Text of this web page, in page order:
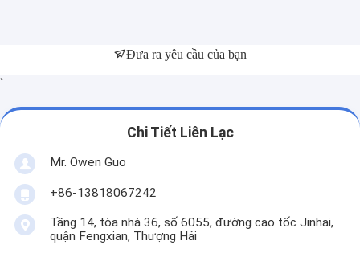
Đưa ra yêu cầu của bạn
`
Chi Tiết Liên Lạc
Mr. Owen Guo
+86-13818067242
Tầng 14, tòa nhà 36, số 6055, đường cao tốc Jinhai,
quận Fengxian, Thượng Hải